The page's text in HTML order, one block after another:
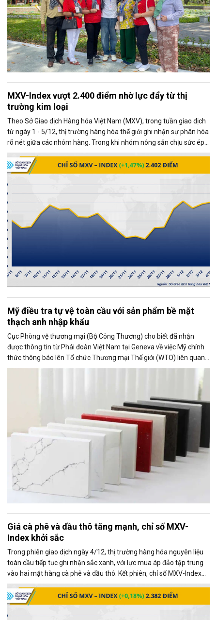
MXV-Index vượt 2.400 điểm nhờ lực đẩy từ thị
trường kim loại
Theo Sở Giao dịch Hàng hóa Việt Nam (MXV), trong tuần giao dịch
từ ngày 1 - 5/12, thị trường hàng hóa thế giới ghi nhận sự phân hóa
rõ nét giữa các nhóm hàng. Trong khi nhóm nông sản chịu sức ép
từ những diễn biến mới trong quan hệ thương mại Mỹ - Trung, thị
trường kim loại lại giao dịch khởi sắc, trở thành động lực chính kéo
chỉ số MXV-Index tăng mạnh.
Mỹ điều tra tự vệ toàn cầu với sản phẩm bề mặt
thạch anh nhập khẩu
Cục Phòng vệ thương mại (Bộ Công Thương) cho biết đã nhận
được thông tin từ Phái đoàn Việt Nam tại Geneva về việc Mỹ chính
thức thông báo lên Tổ chức Thương mại Thế giới (WTO) liên quan
đến việc Ủy ban Thương mại Quốc tế Mỹ (USITC) khởi xướng điều
tra tự vệ toàn cầu đối với sản phẩm bề mặt thạch anh nhập khẩu
Giá cà phê và dầu thô tăng mạnh, chỉ số MXV-
Index khởi sắc
Trong phiên giao dịch ngày 4/12, thị trường hàng hóa nguyên liệu
toàn cầu tiếp tục ghi nhận sắc xanh, với lực mua áp đảo tập trung
vào hai mặt hàng cà phê và dầu thô. Kết phiên, chỉ số MXV-Index
tăng gần 0,2%, đạt 2.382 điểm, phản ánh xu hướng tích cực chung
của thị trường.